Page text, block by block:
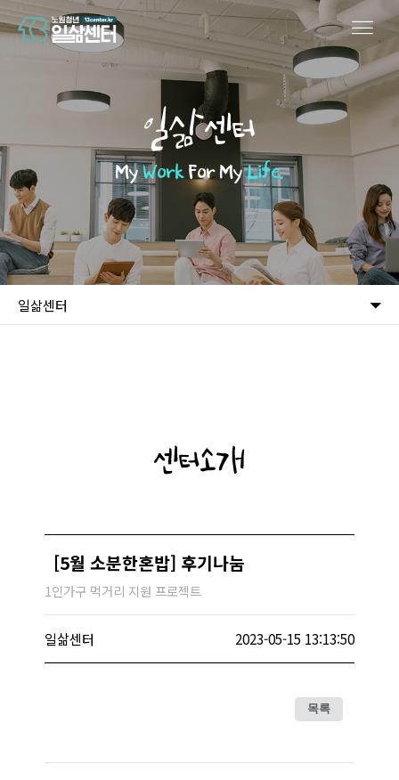
일삶센터
MyWorkFor MyLife.
일삶센터
센터소개
[5월 소분한혼밥] 후기나눔
1인가구 먹거리 지원 프로젝트
일삶센터 2023-05-15 13:13:50
목록